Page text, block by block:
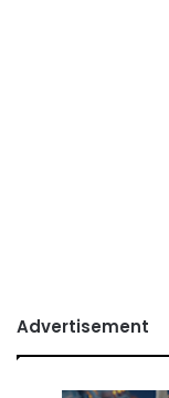
Advertisement